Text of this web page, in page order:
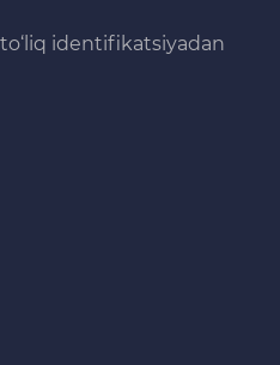
identifikatsiyadan